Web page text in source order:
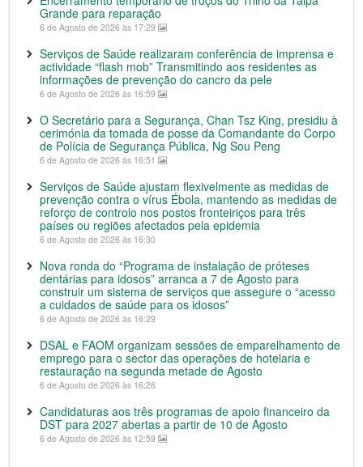
Grande para reparação
6 de Agosto de 2026 às 17:29
Serviços de Saúde realizaram conferência de imprensa e
actividade “flash mob” Transmitindo aos residentes as
informações de prevenção do cancro da pele
6 de Agosto de 2026 às 16:59
O Secretário para a Segurança, Chan Tsz King, presidiu à
cerimónia da tomada de posse da Comandante do Corpo
de Polícia de Segurança Pública, Ng Sou Peng
6 de Agosto de 2026 às 16:51
Serviços de Saúde ajustam flexivelmente as medidas de
prevenção contra o vírus Ébola, mantendo as medidas de
reforço de controlo nos postos fronteiriços para três
países ou regiões afectados pela epidemia
6 de Agosto de 2026 às 16:30
Nova ronda do “Programa de instalação de próteses
dentárias para idosos” arranca a 7 de Agosto para
construir um sistema de serviços que assegure o “acesso
a cuidados de saúde para os idosos”
6 de Agosto de 2026 às 16:29
DSAL e FAOM organizam sessões de emparelhamento de
emprego para o sector das operações de hotelaria e
restauração na segunda metade de Agosto
6 de Agosto de 2026 às 16:26
Candidaturas aos três programas de apoio financeiro da
DST para 2027 abertas a partir de 10 de Agosto
6 de Agosto de 2026 às 12:59